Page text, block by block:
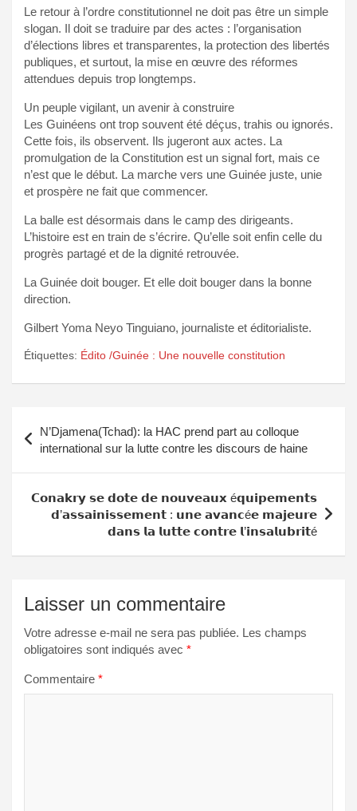
Le retour à l’ordre constitutionnel ne doit pas être un simple
slogan. Il doit se traduire par des actes : l’organisation
d’élections libres et transparentes, la protection des libertés
publiques, et surtout, la mise en œuvre des réformes
attendues depuis trop longtemps.
Un peuple vigilant, un avenir à construire
Les Guinéens ont trop souvent été déçus, trahis ou ignorés.
Cette fois, ils observent. Ils jugeront aux actes. La
promulgation de la Constitution est un signal fort, mais ce
n’est que le début. La marche vers une Guinée juste, unie
et prospère ne fait que commencer.
La balle est désormais dans le camp des dirigeants.
L’histoire est en train de s’écrire. Qu’elle soit enfin celle du
progrès partagé et de la dignité retrouvée.
La Guinée doit bouger. Et elle doit bouger dans la bonne
direction.
Gilbert Yoma Neyo Tinguiano, journaliste et éditorialiste.
Étiquettes: Édito /Guinée : Une nouvelle constitution
de
l’article
N’Djamena(Tchad): la HAC prend part au colloque
international sur la lutte contre les discours de haine
𝗖𝗼𝗻𝗮𝗸𝗿𝘆 𝘀𝗲 𝗱𝗼𝘁𝗲 𝗱𝗲 𝗻𝗼𝘂𝘃𝗲𝗮𝘂𝘅 é𝗾𝘂𝗶𝗽𝗲𝗺𝗲𝗻𝘁𝘀
𝗱’𝗮𝘀𝘀𝗮𝗶𝗻𝗶𝘀𝘀𝗲𝗺𝗲𝗻𝘁 : 𝘂𝗻𝗲 𝗮𝘃𝗮𝗻𝗰é𝗲 𝗺𝗮𝗷𝗲𝘂𝗿𝗲
𝗱𝗮𝗻𝘀 𝗹𝗮 𝗹𝘂𝘁𝘁𝗲 𝗰𝗼𝗻𝘁𝗿𝗲 𝗹’𝗶𝗻𝘀𝗮𝗹𝘂𝗯𝗿𝗶𝘁é
Laisser un commentaire
Votre adresse e-mail ne sera pas publiée. Les champs
obligatoires sont indiqués avec *
Commentaire *